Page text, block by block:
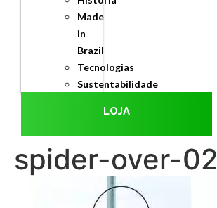
Made
in
Brazil
Tecnologias
Sustentabilidade
LOJA
spider-over-02